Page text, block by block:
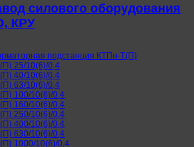
силового оборудования
КРУ
подстанция КТПн-Т(П)
25/10(6)/0,4
40/10(6)/0,4
63/10(6)/0,4
100/10(6)/0,4
160/10(6)/0,4
250/10(6)/0,4
400/10(6)/0,4
630/10(6)/0,4
1000/10(6)/0,4